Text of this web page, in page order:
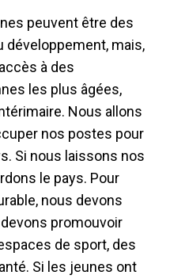
peuvent être des
développement, mais,
à des
les plus âgées,
Nous allons
nos postes pour
Si nous laissons nos
le pays. Pour
nous devons
promouvoir
de sport, des
Si les jeunes ont